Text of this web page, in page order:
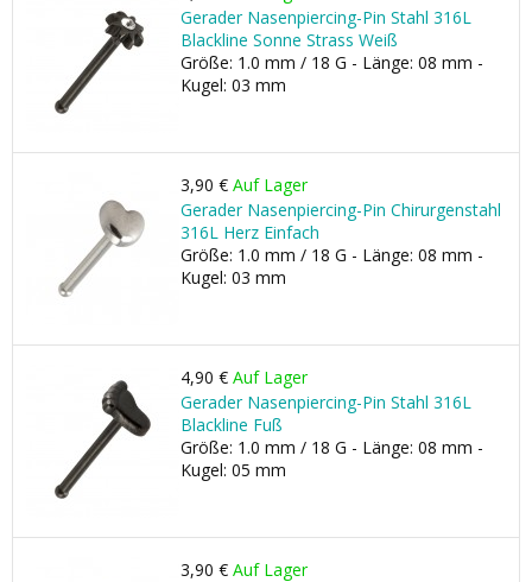
Gerader Nasenpiercing-Pin Stahl 316L
Blackline Sonne Strass Weiß
Größe: 1.0 mm / 18 G - Länge: 08 mm -
Kugel: 03 mm
3,90 € Auf Lager
Gerader Nasenpiercing-Pin Chirurgenstahl
316L Herz Einfach
Größe: 1.0 mm / 18 G - Länge: 08 mm -
Kugel: 03 mm
4,90 € Auf Lager
Gerader Nasenpiercing-Pin Stahl 316L
Blackline Fuß
Größe: 1.0 mm / 18 G - Länge: 08 mm -
Kugel: 05 mm
3,90 € Auf Lager